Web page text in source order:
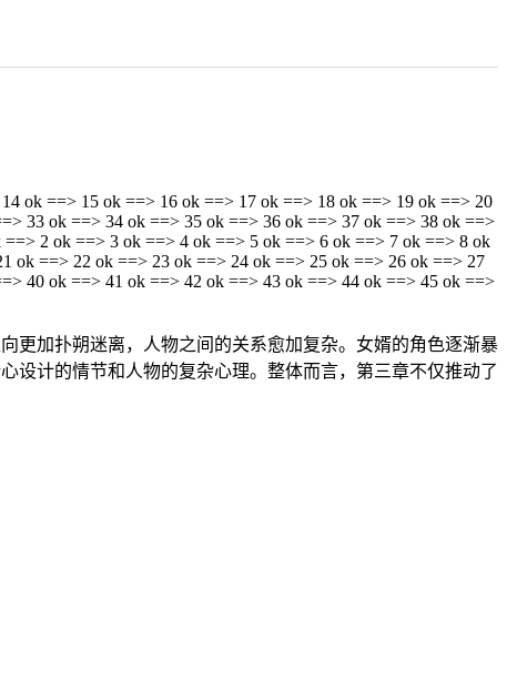
ok ==> 15 ok ==> 16 ok ==> 17 ok ==> 18 ok ==> 19 ok ==> 20
33 ok ==> 34 ok ==> 35 ok ==> 36 ok ==> 37 ok ==> 38 ok ==>
2 ok ==> 3 ok ==> 4 ok ==> 5 ok ==> 6 ok ==> 7 ok ==> 8 ok
ok ==> 22 ok ==> 23 ok ==> 24 ok ==> 25 ok ==> 26 ok ==> 27
40 ok ==> 41 ok ==> 42 ok ==> 43 ok ==> 44 ok ==> 45 ok ==>
更加扑朔迷离，人物之间的关系愈加复杂。女婿的角色逐渐暴
设计的情节和人物的复杂心理。整体而言，第三章不仅推动了